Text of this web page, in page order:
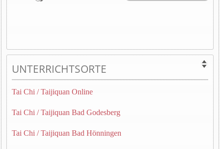
UNTERRICHTSORTE
Tai Chi / Taijiquan Online
Tai Chi / Taijiquan Bad Godesberg
Tai Chi / Taijiquan Bad Hönningen